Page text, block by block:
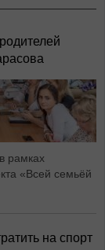
рамках
«Всей семьёй
на спорт